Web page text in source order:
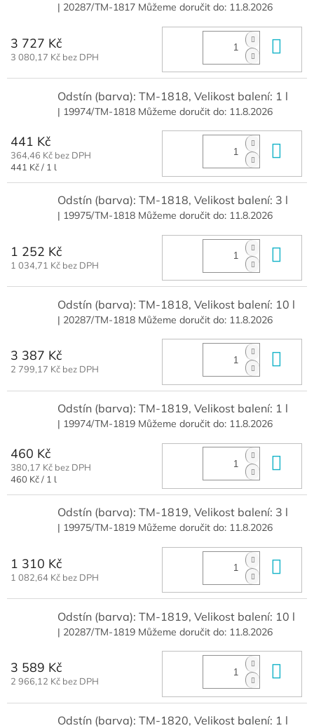
| 20287/TM-1817 Můžeme doručit do: 11.8.2026
3 727 Kč
3 080,17 Kč bez DPH
Odstín (barva): TM-1818, Velikost balení: 1 l
| 19974/TM-1818 Můžeme doručit do: 11.8.2026
441 Kč
364,46 Kč bez DPH
Měrná
441 Kč / 1 l
Odstín (barva): TM-1818, Velikost balení: 3 l
| 19975/TM-1818 Můžeme doručit do: 11.8.2026
1 252 Kč
1 034,71 Kč bez DPH
Odstín (barva): TM-1818, Velikost balení: 10 l
| 20287/TM-1818 Můžeme doručit do: 11.8.2026
3 387 Kč
2 799,17 Kč bez DPH
Odstín (barva): TM-1819, Velikost balení: 1 l
| 19974/TM-1819 Můžeme doručit do: 11.8.2026
460 Kč
380,17 Kč bez DPH
Měrná
460 Kč / 1 l
Odstín (barva): TM-1819, Velikost balení: 3 l
| 19975/TM-1819 Můžeme doručit do: 11.8.2026
1 310 Kč
1 082,64 Kč bez DPH
Odstín (barva): TM-1819, Velikost balení: 10 l
| 20287/TM-1819 Můžeme doručit do: 11.8.2026
3 589 Kč
2 966,12 Kč bez DPH
Odstín (barva): TM-1820, Velikost balení: 1 l